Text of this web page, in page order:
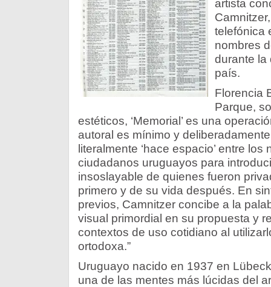
artista
telefónica
nombres
durante la
país.
Florencia
Parque,
estéticos, ‘Memorial’ es una
autoral es mínimo y
literalmente ‘hace espacio’ entre
ciudadanos uruguayos para
insoslayable de quienes fueron
primero y de su vida después. En
previos, Camnitzer concibe a la
visual primordial en su propuesta y
contextos de uso cotidiano al
ortodoxa.”
Uruguayo nacido en 1937 en
una de las mentes más lúcidas del